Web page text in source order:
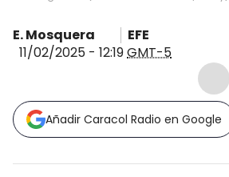
E. Mosquera
EFE
11/02/2025 - 12:19GMT-5
Añadir Caracol Radio en Google